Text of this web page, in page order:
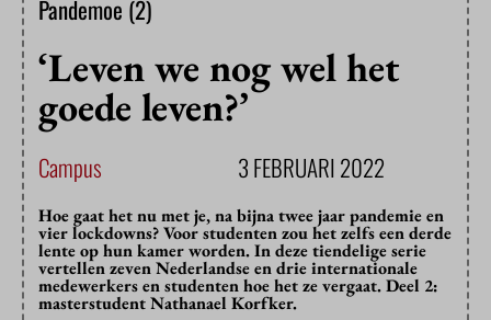
Pandemoe (2)
‘Leven we nog wel het
goede leven?’
Campus 3 FEBRUARI 2022
Hoe gaat het nu met je, na bijna twee jaar pandemie en
vier lockdowns? Voor studenten zou het zelfs een derde
lente op hun kamer worden. In deze tiendelige serie
vertellen zeven Nederlandse en drie internationale
medewerkers en studenten hoe het ze vergaat. Deel 2:
masterstudent Nathanael Korfker.